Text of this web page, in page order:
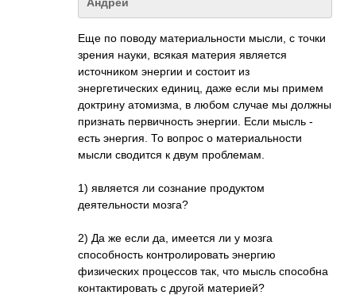
Андрей
Еще по поводу материальности мысли, с точки
зрения науки, всякая материя является
источником энергии и состоит из
энергетических единиц, даже если мы примем
доктрину атомизма, в любом случае мы должны
признать первичность энергии. Если мысль -
есть энергия. То вопрос о материальности
мысли сводится к двум проблемам.
1) является ли сознание продуктом
деятельности мозга?
2) Да же если да, имеется ли у мозга
способность контролировать энергию
физических процессов так, что мысль способна
контактировать с другой материей?